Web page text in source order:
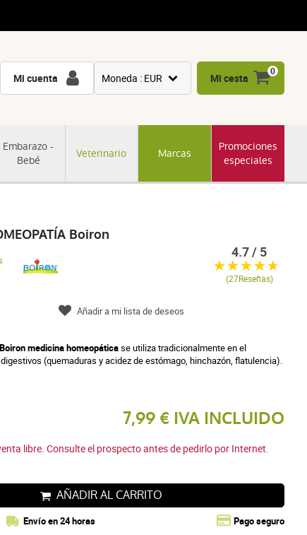
Embarazo -
Bebé
Veterinario Marcas
Promociones
especiales
Mi cuenta Moneda : EUR
CNY
Mi cesta
0
Boiron
medicina homeopáticase utiliza tradicionalmente en el
(quemaduras y acidez de estómago, hinchazón, flatulencia).
7,99 € IVA INCLUIDO
libre. Consulte el prospecto antes de pedirlo por Internet.
AÑADIR AL CARRITO
Envío en 24 horas Pago seguro
4.7 / 5
(27Reseñas)
Añadir a mi lista de deseos